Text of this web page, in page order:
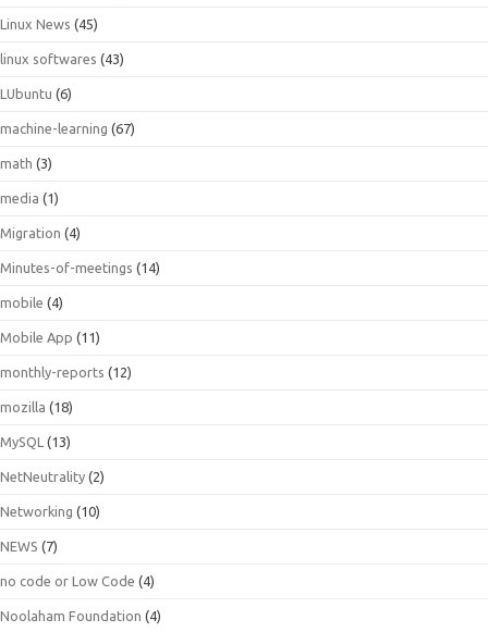
Linux News (45)
linux softwares (43)
LUbuntu (6)
machine-learning (67)
math (3)
media (1)
Migration (4)
Minutes-of-meetings (14)
mobile (4)
Mobile App (11)
monthly-reports (12)
mozilla (18)
MySQL (13)
NetNeutrality (2)
Networking (10)
NEWS (7)
no code or Low Code (4)
Noolaham Foundation (4)